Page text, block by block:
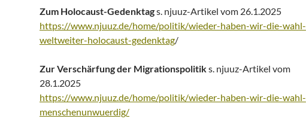
Zum Holocaust-Gedenktags. njuuz-Artikel vom 26.1.2025
https://www.njuuz.de/home/politik/wieder-haben-wir-die-wahl-
weltweiter-holocaust-gedenktag/
Zur Verschärfung der Migrationspolitiks. njuuz-Artikel vom
28.1.2025
https://www.njuuz.de/home/politik/wieder-haben-wir-die-wahl-
menschenunwuerdig/